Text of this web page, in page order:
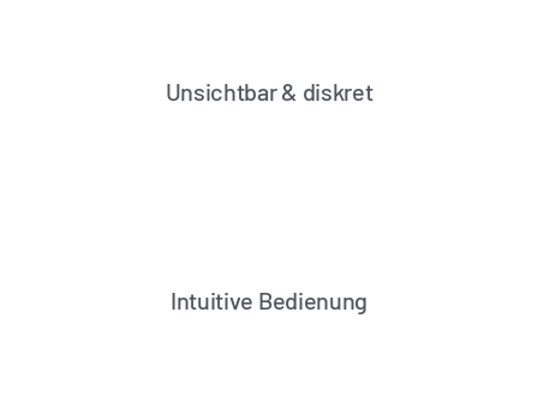
Unsichtbar & diskret
Intuitive Bedienung